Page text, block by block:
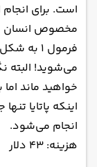
است. برای
مخصوص انسان
فرمول ۱
می‌شوید! البته
خواهید ماند
اینکه پاتایا
انجام می‌شود.
هزینه: ۴۳ دلار